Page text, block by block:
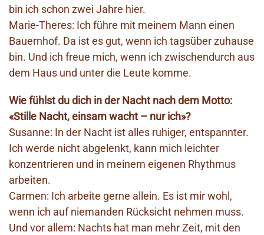
bin ich schon zwei Jahre hier.
Marie-Theres: Ich führe mit meinem Mann einen
Bauernhof. Da ist es gut, wenn ich tagsüber zuhause
bin. Und ich freue mich, wenn ich zwischendurch aus
dem Haus und unter die Leute komme.
Wie fühlst du dich in der Nacht nach dem Motto:
«Stille Nacht, einsam wacht – nur ich»?
Susanne: In der Nacht ist alles ruhiger, entspannter.
Ich werde nicht abgelenkt, kann mich leichter
konzentrieren und in meinem eigenen Rhythmus
arbeiten.
Carmen: Ich arbeite gerne allein. Es ist mir wohl,
wenn ich auf niemanden Rücksicht nehmen muss.
Und vor allem: Nachts hat man mehr Zeit, mit den